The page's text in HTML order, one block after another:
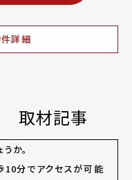
詳細
取材記事
か。
10分でアクセスが可能